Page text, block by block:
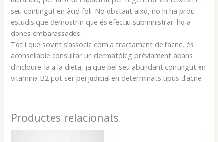
seu contingut en àcid foli. No obstant això, no hi ha prou
estudis que demostrin que és efectiu subministrar-ho a
dones embarassades.
Tot i que sovint s’associa com a tractament de l’acne, és
aconsellable consultar un dermatòleg prèviament abans
d’incloure-la a la dieta, ja que pel seu abundant contingut en
vitamina B2 pot ser perjudicial en determinats tipus d’acne.
Productes relacionats